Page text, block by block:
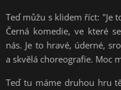
Teď můžu s klidem říct: "Je
Černá komedie, ve které
nás. Je to hravé, úderné,
a skvělá choreografie. Moc
Teď tu máme druhou hru